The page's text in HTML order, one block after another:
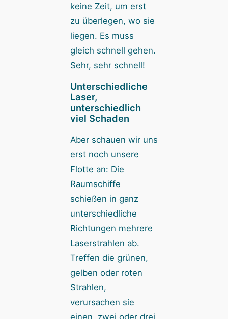
keine Zeit, um erst
zu überlegen, wo sie
liegen. Es muss
gleich schnell gehen.
Sehr, sehr schnell!
Unterschiedliche
Laser,
unterschiedlich
viel Schaden
Aber schauen wir uns
erst noch unsere
Flotte an: Die
Raumschiffe
schießen in ganz
unterschiedliche
Richtungen mehrere
Laserstrahlen ab.
Treffen die grünen,
gelben oder roten
Strahlen,
verursachen sie